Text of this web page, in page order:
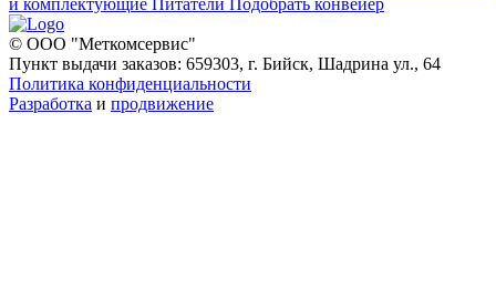
и комплектующие Питатели Подобрать конвейер
© ООО "Меткомсервис"
Пункт выдачи заказов: 659303, г. Бийск, Шадрина ул., 64
Политика конфиденциальности
Разработка и продвижение